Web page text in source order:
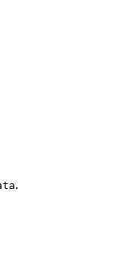
.